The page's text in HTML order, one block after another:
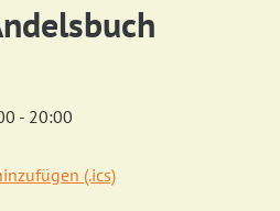
- 20:00
(.ics)